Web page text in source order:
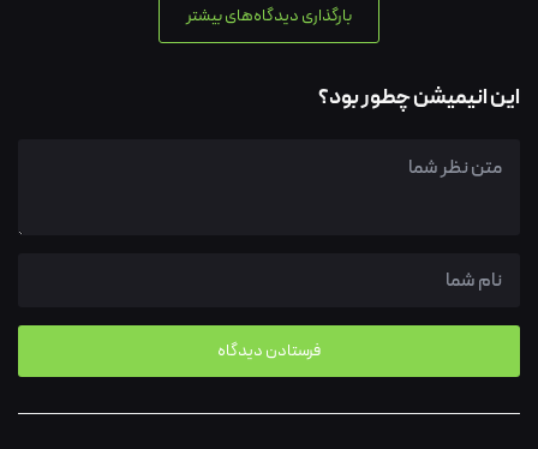
بارگذاری دیدگاه‌های بیشتر
این انیمیشن چطور بود؟